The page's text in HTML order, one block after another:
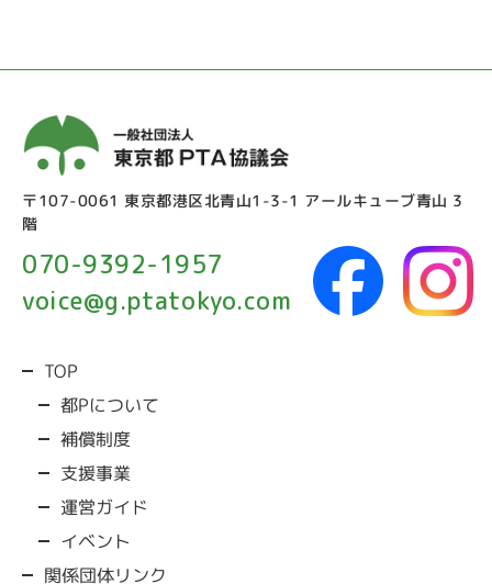
〒107-0061 東京都港区北青山1-3-1 アールキューブ青山 3
階
070-9392-1957
voice@g.ptatokyo.com
TOP
都Pについて
補償制度
支援事業
運営ガイド
イベント
関係団体リンク